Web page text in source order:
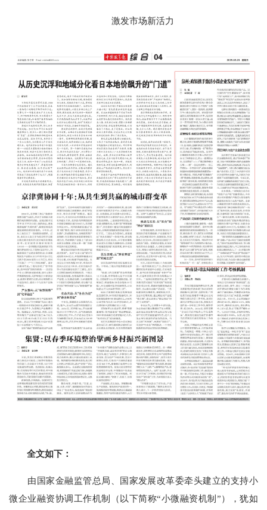
激发市场新活力
全文如下：
由国家金融监管总局、国家发展改革委牵头建立的支持小
微企业融资协调工作机制（以下简称“小微融资机制”），犹如